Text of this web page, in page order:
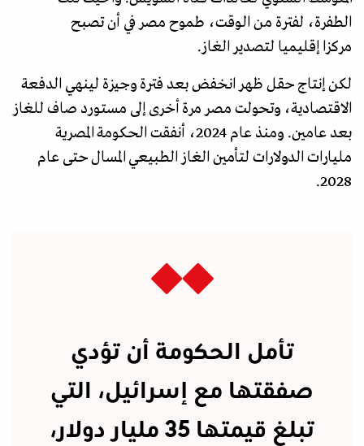
الطفرة، لفترة من الوقت، طموح مصر في أن تصبح
مركزا إقليميا لتصدير الغاز.
لكن إنتاج حقل ظهر انخفض بعد فترة وجيزة لينهي الدفعة
الاقتصادية، وتحولت مصر مرة أخرى إلى مستورد صاف للغاز
بعد عامين. ومنذ عام 2024، أنفقت الحكومة المصرية
مليارات الدولارات لتأمين الغاز الطبيعي المسال حتى عام
2028.
تأمل الحكومة أن تؤدي
صفقتها مع إسرائيل، التي
تبلغ قيمتها 35 مليار دولار،